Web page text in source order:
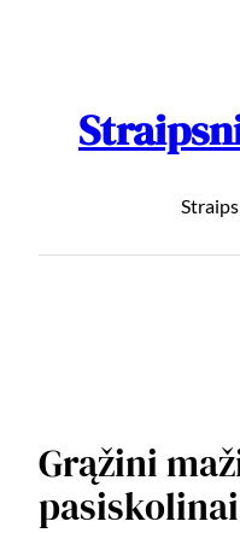
Grąžini
pasiskolinai